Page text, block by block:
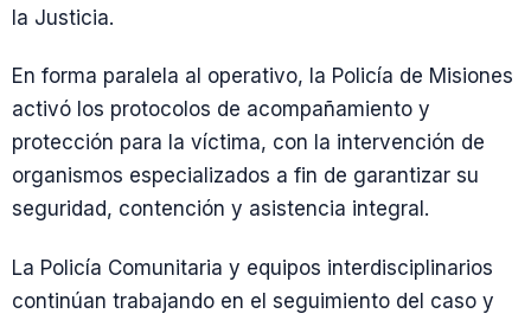
la Justicia.
En forma paralela al operativo, la Policía de Misiones
activó los protocolos de acompañamiento y
protección para la víctima, con la intervención de
organismos especializados a fin de garantizar su
seguridad, contención y asistencia integral.
La Policía Comunitaria y equipos interdisciplinarios
continúan trabajando en el seguimiento del caso y